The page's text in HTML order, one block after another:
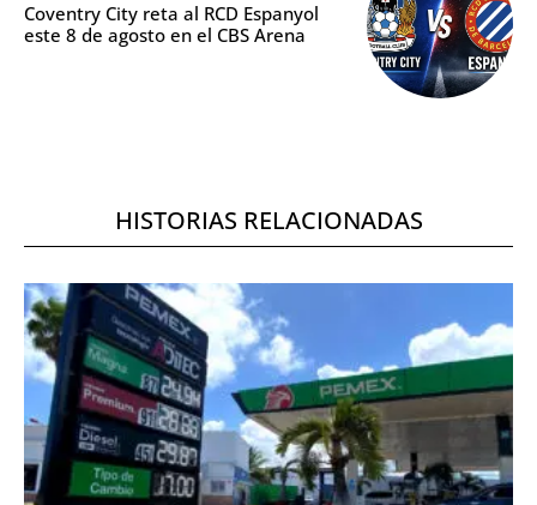
Coventry City reta al RCD Espanyol
este 8 de agosto en el CBS Arena
HISTORIAS RELACIONADAS